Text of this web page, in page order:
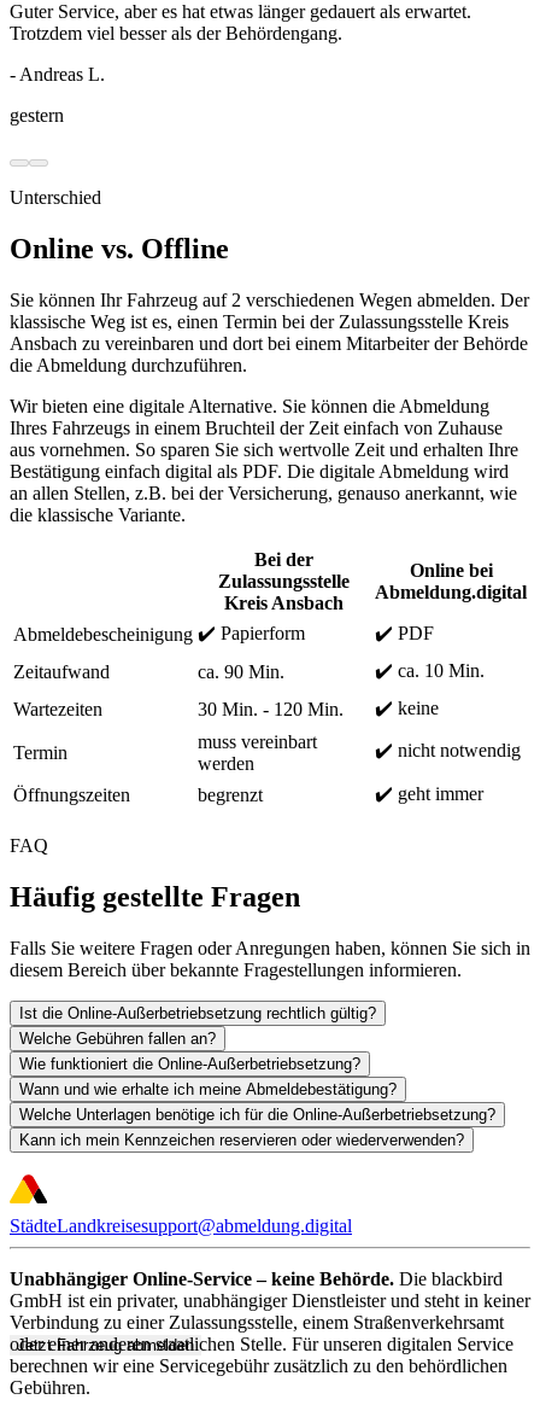
Guter Service, aber es hat etwas länger gedauert als erwartet.
Trotzdem viel besser als der Behördengang.
- Andreas L.
gestern
Unterschied
Online vs. Offline
Sie können Ihr Fahrzeug auf 2 verschiedenen Wegen abmelden. Der
klassische Weg ist es, einen Termin bei der Zulassungsstelle Kreis
Ansbach zu vereinbaren und dort bei einem Mitarbeiter der Behörde
die Abmeldung durchzuführen.
Wir bieten eine digitale Alternative. Sie können die Abmeldung
Ihres Fahrzeugs in einem Bruchteil der Zeit einfach von Zuhause
aus vornehmen. So sparen Sie sich wertvolle Zeit und erhalten Ihre
Bestätigung einfach digital als PDF. Die digitale Abmeldung wird
an allen Stellen, z.B. bei der Versicherung, genauso anerkannt, wie
die klassische Variante.
Bei der
Zulassungsstelle
Kreis Ansbach
Online bei
Abmeldung.digital
Abmeldebescheinigung ✔️ Papierform
✔️ PDF
Zeitaufwand
ca. 90 Min.
✔️ ca. 10 Min.
Wartezeiten
30 Min. - 120 Min. ✔️ keine
Termin
muss vereinbart
werden
✔️ nicht notwendig
Öffnungszeiten begrenzt ✔️ geht immer
FAQ
Häufig gestellte Fragen
Falls Sie weitere Fragen oder Anregungen haben, können Sie sich in
diesem Bereich über bekannte Fragestellungen informieren.
Ist die Online-Außerbetriebsetzung rechtlich gültig?
Welche Gebühren fallen an?
Wie funktioniert die Online-Außerbetriebsetzung?
Wann und wie erhalte ich meine Abmeldebestätigung?
Welche Unterlagen benötige ich für die Online-Außerbetriebsetzung?
Kann ich mein Kennzeichen reservieren oder wiederverwenden?
Jetzt Fahrzeug abmelden
StädteLandkreisesupport@abmeldung.digital
Unabhängiger Online-Service – keine Behörde. Die blackbird
GmbH ist ein privater, unabhängiger Dienstleister und steht in keiner
Verbindung zu einer Zulassungsstelle, einem Straßenverkehrsamt
oder einer anderen staatlichen Stelle. Für unseren digitalen Service
berechnen wir eine Servicegebühr zusätzlich zu den behördlichen
Gebühren.